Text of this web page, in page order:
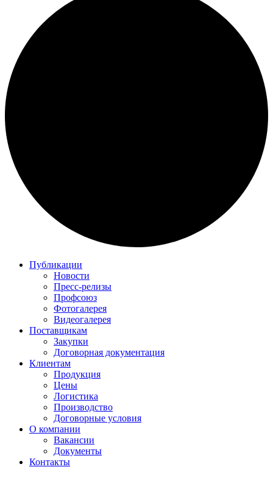
Публикации
Новости
Пресс-релизы
Профсоюз
Фотогалерея
Видеогалерея
Поставщикам
Закупки
Договорная документация
Клиентам
Продукция
Цены
Логистика
Производство
Договорные условия
О компании
Вакансии
Документы
Контакты